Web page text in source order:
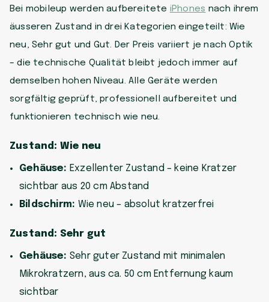
Bei mobileup werden aufbereitete iPhones nach ihrem
äusseren Zustand in drei Kategorien eingeteilt: Wie
neu, Sehr gut und Gut. Der Preis variiert je nach Optik
– die technische Qualität bleibt jedoch immer auf
demselben hohen Niveau. Alle Geräte werden
sorgfältig geprüft, professionell aufbereitet und
funktionieren technisch wie neu.
Zustand: Wie neu
Gehäuse: Exzellenter Zustand – keine Kratzer
sichtbar aus 20 cm Abstand
Bildschirm: Wie neu – absolut kratzerfrei
Zustand: Sehr gut
Gehäuse: Sehr guter Zustand mit minimalen
Mikrokratzern, aus ca. 50 cm Entfernung kaum
sichtbar